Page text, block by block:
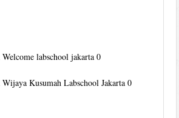
Welcome labschool jakarta 0
Wijaya Kusumah Labschool Jakarta 0